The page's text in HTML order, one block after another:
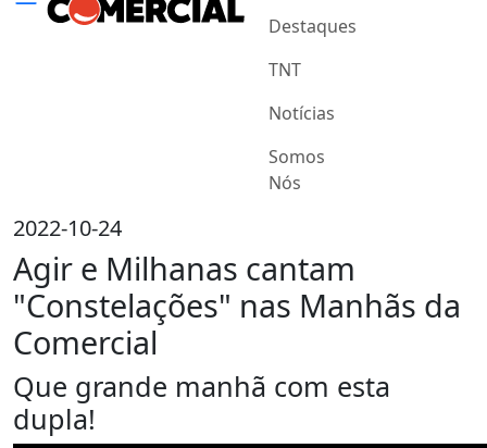
Destaques
TNT
Notícias
Somos
Nós
2022-10-24
Agir e Milhanas cantam
"Constelações" nas Manhãs da
Comercial
Que grande manhã com esta
dupla!